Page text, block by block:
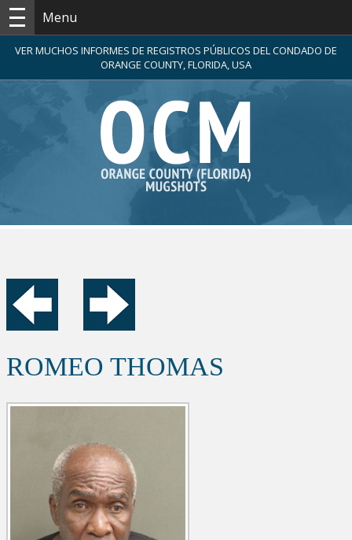
Menu
VER MUCHOS INFORMES DE REGISTROS PÚBLICOS DEL CONDADO DE
ORANGE COUNTY, FLORIDA, USA
ROMEO THOMAS